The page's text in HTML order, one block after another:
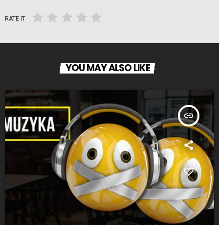
RATE IT
YOU MAY ALSO LIKE
insert_link